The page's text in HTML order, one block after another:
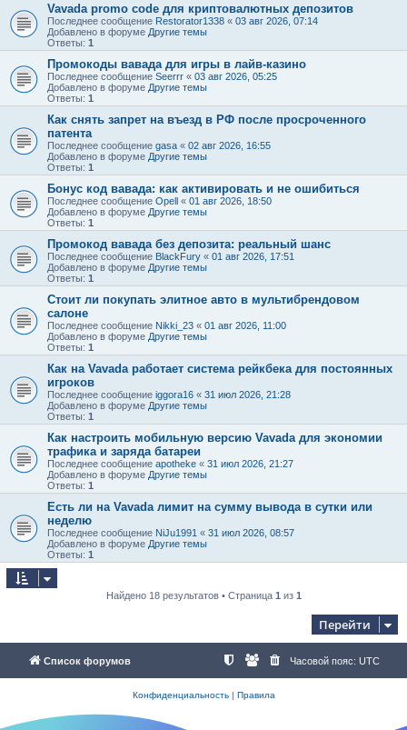
Vavada promo code для криптовалютных депозитов
Последнее сообщение Restorator1338 « 03 авг 2026, 07:14
Добавлено в форуме Другие темы
Ответы: 1
Промокоды вавада для игры в лайв-казино
Последнее сообщение Seerrr « 03 авг 2026, 05:25
Добавлено в форуме Другие темы
Ответы: 1
Как снять запрет на въезд в РФ после просроченного
патента
Последнее сообщение gasa « 02 авг 2026, 16:55
Добавлено в форуме Другие темы
Ответы: 1
Бонус код вавада: как активировать и не ошибиться
Последнее сообщение Opell « 01 авг 2026, 18:50
Добавлено в форуме Другие темы
Ответы: 1
Промокод вавада без депозита: реальный шанс
Последнее сообщение BlackFury « 01 авг 2026, 17:51
Добавлено в форуме Другие темы
Ответы: 1
Стоит ли покупать элитное авто в мультибрендовом
салоне
Последнее сообщение Nikki_23 « 01 авг 2026, 11:00
Добавлено в форуме Другие темы
Ответы: 1
Как на Vavada работает система рейкбека для постоянных
игроков
Последнее сообщение iggora16 « 31 июл 2026, 21:28
Добавлено в форуме Другие темы
Ответы: 1
Как настроить мобильную версию Vavada для экономии
трафика и заряда батареи
Последнее сообщение apotheke « 31 июл 2026, 21:27
Добавлено в форуме Другие темы
Ответы: 1
Есть ли на Vavada лимит на сумму вывода в сутки или
неделю
Последнее сообщение NiJu1991 « 31 июл 2026, 08:57
Добавлено в форуме Другие темы
Ответы: 1
Найдено 18 результатов • Страница 1 из 1
Перейти
Список форумов Часовой пояс: UTC
Конфиденциальность| Правила